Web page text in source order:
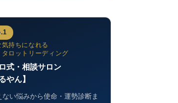
持ちになれる
タロットリーディング
式・相談サロン
やん】
ない悩みから使命・運勢診断ま